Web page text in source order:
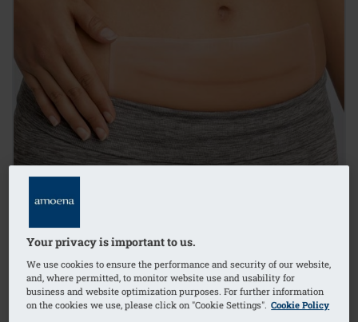
Your privacy is important to us.
We use cookies to ensure the performance and security of our website,
and, where permitted, to monitor website use and usability for
business and website optimization purposes. For further information
on the cookies we use, please click on "Cookie Settings". Cookie Policy